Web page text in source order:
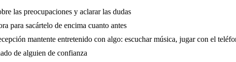
las preocupaciones y aclarar las dudas
para sacártelo de encima cuanto antes
mantente entretenido con algo: escuchar música, jugar con el
de alguien de confianza